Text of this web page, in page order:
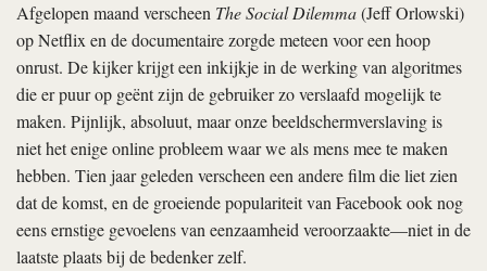
Afgelopen maand verscheen The Social Dilemma(Jeff Orlowski)
op Netflix en de documentaire zorgde meteen voor een hoop
onrust. De kijker krijgt een inkijkje in de werking van algoritmes
die er puur op geënt zijn de gebruiker zo verslaafd mogelijk te
maken. Pijnlijk, absoluut, maar onze beeldschermverslaving is
niet het enige online probleem waar we als mens mee te maken
hebben. Tien jaar geleden verscheen een andere film die liet zien
dat de komst, en de groeiende populariteit van Facebook ook nog
eens ernstige gevoelens van eenzaamheid veroorzaakte—niet in de
laatste plaats bij de bedenker zelf.